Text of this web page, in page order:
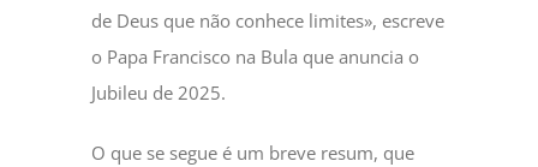
de Deus que não conhece limites», escreve
o Papa Francisco na Bula que anuncia o
Jubileu de 2025.
O que se segue é um breve resum, que